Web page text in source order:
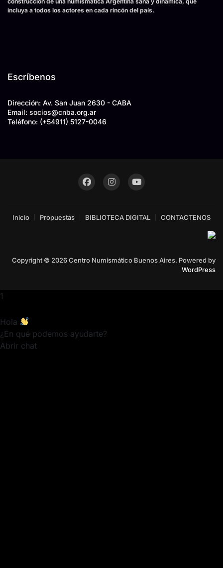
incluya a todos los actores en cada rincón del país.
Escríbenos
Dirección: Av. San Juan 2630 - CABA
Email: socios@cnba.org.ar
Teléfono: (+54911) 5127-0046
Inicio Propuestas BIBLIOTECA DIGITAL CONTACTENOS
Copyright © 2026 Centro Numismático Buenos Aires. Powered by
WordPress
1
Hola
¿En qué podemos ayudarte?
Abrir chat